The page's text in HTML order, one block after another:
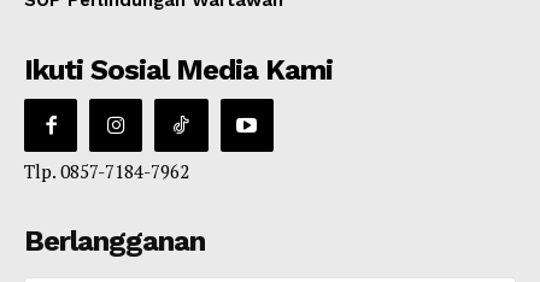
Ikuti Sosial Media Kami
Tlp. 0857-7184-7962
Berlangganan